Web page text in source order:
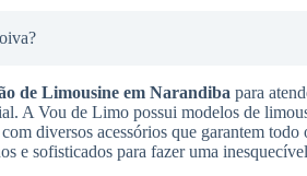
de Limousine em Narandiba para
A Vou de Limo possui modelos de
diversos acessórios que garantem
e sofisticados para fazer uma